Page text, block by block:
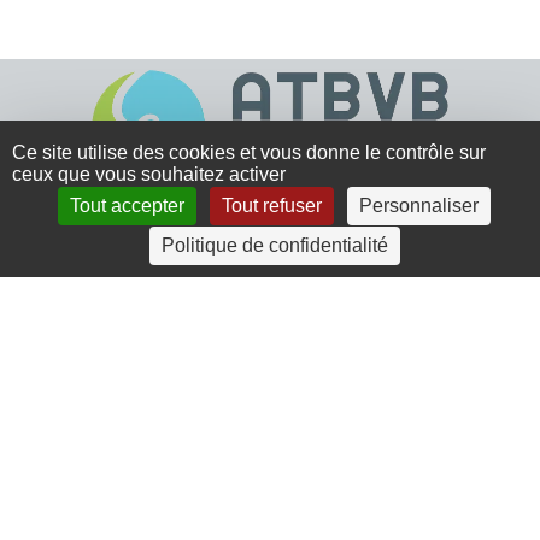
4 rue Crec’h-Ugen
22810 Belle Isle en Terre
Ce site utilise des cookies et vous donne le contrôle sur
ceux que vous souhaitez activer
Tout accepter
Tout refuser
Personnaliser
Politique de confidentialité